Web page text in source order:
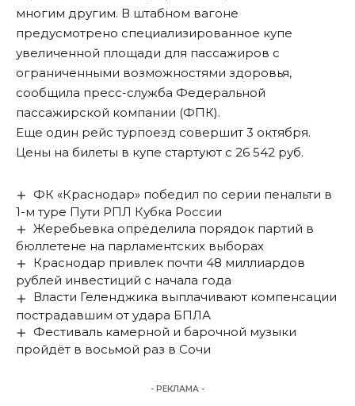
многим другим. В штабном вагоне
предусмотрено специализированное купе
увеличенной площади для пассажиров с
ограниченными возможностями здоровья,
сообщила пресс-служба Федеральной
пассажирской компании (ФПК).
Еще один рейс турпоезд совершит 3 октября.
Цены на билеты в купе стартуют с 26 542 руб.
ФК «Краснодар» победил по серии пенальти в
1-м туре Пути РПЛ Кубка России
Жеребьевка определила порядок партий в
бюллетене на парламентских выборах
Краснодар привлек почти 48 миллиардов
рублей инвестиций с начала года
Власти Геленджика выплачивают компенсации
пострадавшим от удара БПЛА
Фестиваль камерной и барочной музыки
пройдёт в восьмой раз в Сочи
- РЕКЛАМА -